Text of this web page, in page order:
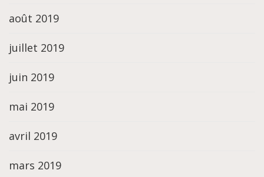
août 2019
juillet 2019
juin 2019
mai 2019
avril 2019
mars 2019